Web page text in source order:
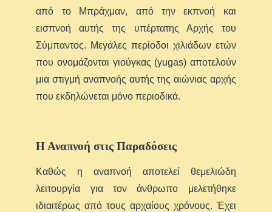
από το Μπράχμαν, από την εκπνοή και
εισπνοή αυτής της υπέρτατης Αρχής του
Σύμπαντος. Μεγάλες περίοδοι χιλιάδων ετών
που ονομάζονται γιούγκας (yugas) αποτελούν
μια στιγμή αναπνοής αυτής της αιώνιας αρχής
που εκδηλώνεται μόνο περιοδικά.
Η Αναπνοή στις Παραδόσεις
Καθώς η αναπνοή αποτελεί θεμελιώδη
λειτουργία για τον άνθρωπο μελετήθηκε
ιδιαιτέρως από τους αρχαίους χρόνους. Έχει